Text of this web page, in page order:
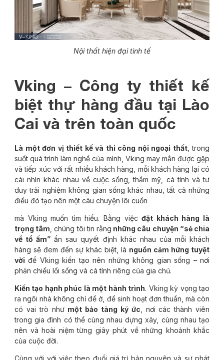
Nội thất hiện đại tinh tế
Vking – Công ty thiết kế
biệt thự hàng đầu tại Lào
Cai và trên toàn quốc
Là một đơn vị thiết kế và thi công nội ngoại thất, trong
suốt quá trình làm nghề của mình, Vking may mắn được gặp
và tiếp xúc với rất nhiều khách hàng, mỗi khách hàng lại có
cái nhìn khác nhau về cuộc sống, thẩm mỹ, cá tính và tư
duy trải nghiệm không gian sống khác nhau, tất cả những
điều đó tạo nên một câu chuyện lôi cuốn
mà Vking muốn tìm hiểu. Bằng việcđặt khách hàng là
trọng tâm , chúng tôi tin rằng những câu chuyện “sẻ chia
về tổ ấm” ẩn sau quyết định khác nhau của mỗi khách
hàng sẽ đem đến sự khác biệt, là nguồn cảm hứng tuyệt
vời để Vking kiến tạo nên những không gian sống – nơi
phản chiếu lối sống và cá tính riêng của gia chủ.
Kiến tạo hạnh phúc là một hành trình. Vking kỳ vọng tạo
ra ngôi nhà không chỉ để ở, để sinh hoạt đơn thuần, mà còn
có vai trò như một bảo tàng ký ức , nơi các thành viên
trong gia đình có thể cùng nhau dựng xây, cùng nhau tạo
nên và hoài niệm từng giây phút về những khoảnh khắc
của cuộc đời.
Cùng với với việc theo đuổi giá trị bản nguyên và sự phát